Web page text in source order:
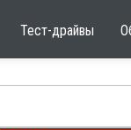
Тест-драйвы